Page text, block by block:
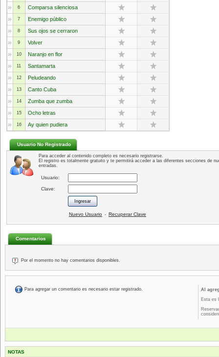
6 Comparsa silenciosa
7 Enemigo público
8 Sus ojos se cerraron
9 Volver
10 Naranjo en flor
11 Santamarta
12 Peludeando
13 Canto Cuba
14 Zumba que zumba
15 Ocho letras
16 Ay quien pudiera
Usuario No Registrado
Para acceder al contenido completo es necesario registrarse.
El registro es totalmente gratuito y te permitirá acceder a las diferentes secciones de
entradas.
Usuario:
Clave:
Nuevo Usuario - Recuperar Clave
Comentarios
Por el momento no hay comentarios disponibles.
Para agregar un comentario es necesario estar registrado.
Al
Esta es
NOTAS